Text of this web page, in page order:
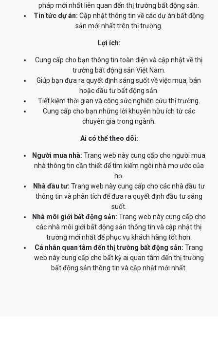
pháp mới nhất liên quan đến thị trường bất động sản.
Tin tức dự án: Cập nhật thông tin về các dự án bất động
sản mới nhất trên thị trường.
Lợi ích:
Cung cấp cho bạn thông tin toàn diện và cập nhật về thị
trường bất động sản Việt Nam.
Giúp bạn đưa ra quyết định sáng suốt về việc mua, bán
hoặc đầu tư bất động sản.
Tiết kiệm thời gian và công sức nghiên cứu thị trường.
Cung cấp cho bạn những lời khuyên hữu ích từ các
chuyên gia trong ngành.
Ai có thể theo dõi:
Người mua nhà: Trang web này cung cấp cho người mua
nhà thông tin cần thiết để tìm kiếm ngôi nhà mơ ước của
họ.
Nhà đầu tư: Trang web này cung cấp cho các nhà đầu tư
thông tin và phân tích để đưa ra quyết định đầu tư sáng
suốt.
Nhà môi giới bất động sản: Trang web này cung cấp cho
các nhà môi giới bất động sản thông tin và cập nhật thị
trường mới nhất để phục vụ khách hàng tốt hơn.
Cá nhân quan tâm đến thị trường bất động sản: Trang
web này cung cấp cho bất kỳ ai quan tâm đến thị trường
bất động sản thông tin và cập nhật mới nhất.